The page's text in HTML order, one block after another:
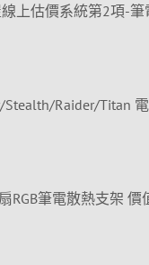
上估價系統第2項-
Stealth/Raider/Titan
RGB筆電散熱支架 價